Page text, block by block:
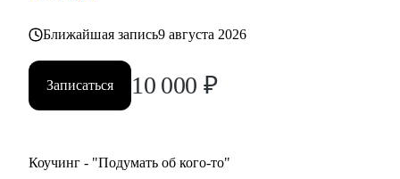
Ближайшая запись9 августа 2026
Записаться 10 000 ₽
Коучинг - "Подумать об кого-то"